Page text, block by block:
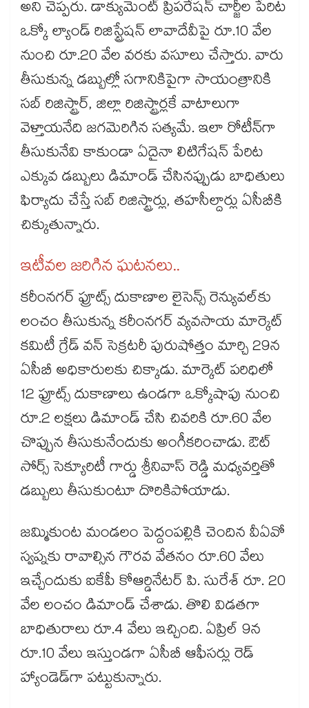
అని చెప్పరు. డాక్యుమెంట్ ప్రిపరేషన్ చార్జీల పేరిట
ఒక్కో ల్యాండ్ రిజిస్ట్రేషన్ లావాదేవీపై రూ.10 వేల
నుంచి రూ.20 వేల వరకు వసూలు చేస్తారు. వారు
తీసుకున్న డబ్బుల్లో సగానికిపైగా సాయంత్రానికి
సబ్ రిజిస్ట్రార్, జిల్లా రిజిస్ట్రార్లకే వాటాలుగా
వెళ్తాయనేది జగమెరిగిన సత్యమే. ఇలా రోటీన్‌‌‌‌‌‌‌‌‌గా
తీసుకునేవి కాకుండా ఏదైనా లిటిగేషన్ పేరిట
ఎక్కువ డబ్బులు డిమాండ్ చేసినప్పుడు బాధితులు
ఫిర్యాదు చేస్తే సబ్ రిజిస్ట్రార్లు, తహసీల్దార్లు ఏసీబీకి
చిక్కుతున్నారు.
ఇటీవల జరిగిన ఘటనలు..
కరీంనగర్ ఫ్రూట్స్ దుకాణాల లైసెన్స్ రెన్యువల్‌‌‌‌‌‌‌‌‌‌‌‌‌‌‌‌‌‌‌‌‌‌‌‌‌‌‌‌‌‌‌‌‌‌‌‌‌‌‌‌‌‌‌‌‌‌‌‌‌‌‌‌‌‌‌‌‌‌‌‌‌‌‌‌‌‌‌‌‌‌‌‌‌‌‌‌‌‌‌‌‌‌‌‌‌‌‌‌‌‌‌‌‌‌‌‌‌‌‌‌‌‌‌‌‌‌‌‌‌‌‌‌‌‌‌‌‌‌‌‌‌‌‌‌‌‌‌‌కు
లంచం తీసుకున్న కరీంనగర్ వ్యవసాయ మార్కెట్
కమిటీ గ్రేడ్ వన్ సెక్రటరీ పురుషోత్తం మార్చి 29న
ఏసీబీ అధికారులకు చిక్కాడు. మార్కెట్ పరిధిలో
12 ఫ్రూట్స్ దుకాణాలు ఉండగా ఒక్కోషాపు నుంచి
రూ.2 లక్షలు డిమాండ్ చేసి చివరికి రూ.60 వేల
చొప్పున తీసుకునేందుకు అంగీకరించాడు. ఔట్
సోర్స్ సెక్యూరిటీ గార్డు శ్రీనివాస్ రెడ్డి మధ్యవర్తితో
డబ్బులు తీసుకుంటూ దొరికిపోయాడు.
జమ్మికుంట మండలం పెద్దంపల్లికి చెందిన వీఏవో
స్వప్నకు రావాల్సిన గౌరవ వేతనం రూ.60 వేలు
ఇచ్చేందుకు ఐకేపీ కోఆర్డినేటర్ పి. సురేశ్ రూ. 20
వేల లంచం డిమాండ్ చేశాడు. తొలి విడతగా
బాధితురాలు రూ.4 వేలు ఇచ్చింది. ఏప్రిల్ 9న
రూ.10 వేలు ఇస్తుండగా ఏసీబీ ఆఫీసర్లు రెడ్
హ్యాండెడ్‌‌‌‌‌‌‌‌‌‌‌‌‌‌‌‌‌‌‌‌‌‌‌‌‌‌‌‌‌‌‌‌‌‌‌‌‌‌‌‌‌‌‌‌‌‌‌‌‌‌‌‌‌‌‌‌‌‌‌‌‌‌‌‌‌‌‌‌‌‌‌‌‌‌‌‌‌‌‌‌‌‌‌‌‌‌‌‌‌‌‌‌‌‌‌‌‌‌‌‌‌‌‌‌‌‌‌‌‌‌‌‌‌‌‌‌‌‌‌‌‌‌‌‌‌‌‌‌గా పట్టుకున్నారు.